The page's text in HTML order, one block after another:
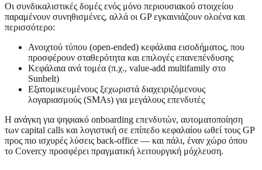
Οι συνδικαλιστικές δομές ενός μόνο περιουσιακού στοιχείου
παραμένουν συνηθισμένες, αλλά οι GP εγκαινιάζουν ολοένα και
περισσότερο:
Ανοιχτού τύπου (open-ended) κεφάλαια εισοδήματος, που
προσφέρουν σταθερότητα και επιλογές επανεπένδυσης
Κεφάλαια ανά τομέα (π.χ., value-add multifamily στο
Sunbelt)
Εξατομικευμένους ξεχωριστά διαχειριζόμενους
λογαριασμούς (SMAs) για μεγάλους επενδυτές
Η ανάγκη για ψηφιακό onboarding επενδυτών, αυτοματοποίηση
των capital calls και λογιστική σε επίπεδο κεφαλαίου ωθεί τους GP
προς πιο ισχυρές λύσεις back-office — και πάλι, έναν χώρο όπου
το Covercy προσφέρει πραγματική λειτουργική μόχλευση.